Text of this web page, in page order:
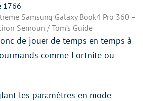
Samsung Galaxy Book4 Pro 360 –
Semoun / Tom’s Guide
de jouer de temps en temps à
comme Fortnite ou
les paramètres en mode